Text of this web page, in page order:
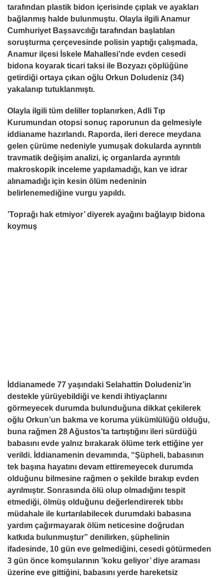
tarafından plastik bidon içerisinde çıplak ve ayakları
bağlanmış halde bulunmuştu. Olayla ilgili Anamur
Cumhuriyet Başsavcılığı tarafından başlatılan
soruşturma çerçevesinde polisin yaptığı çalışmada,
Anamur ilçesi İskele Mahallesi’nde evden cesedi
bidona koyarak ticari taksi ile Bozyazı çöplüğüne
getirdiği ortaya çıkan oğlu Orkun Doludeniz (34)
yakalanıp tutuklanmıştı.
Olayla ilgili tüm deliller toplanırken, Adli Tıp
Kurumundan otopsi sonuç raporunun da gelmesiyle
iddianame hazırlandı. Raporda, ileri derece meydana
gelen çürüme nedeniyle yumuşak dokularda ayrıntılı
travmatik değişim analizi, iç organlarda ayrıntılı
makroskopik inceleme yapılamadığı, kan ve idrar
alınamadığı için kesin ölüm nedeninin
belirlenemediğine vurgu yapıldı.
’Toprağı hak etmiyor’ diyerek ayağını bağlayıp bidona
koymuş
İddianamede 77 yaşındaki Selahattin Doludeniz’in
destekle yürüyebildiği ve kendi ihtiyaçlarını
görmeyecek durumda bulunduğuna dikkat çekilerek
oğlu Orkun’un bakma ve koruma yükümlülüğü olduğu,
buna rağmen 28 Ağustos’ta tartıştığını ileri sürdüğü
babasını evde yalnız bırakarak ölüme terk ettiğine yer
verildi. İddianamenin devamında, “Şüpheli, babasının
tek başına hayatını devam ettiremeyecek durumda
olduğunu bilmesine rağmen o şekilde bırakıp evden
ayrılmıştır. Sonrasında ölü olup olmadığını tespit
etmediği, ölmüş olduğunu değerlendirerek tıbbı
müdahale ile kurtarılabilecek durumdaki babasına
yardım çağırmayarak ölüm neticesine doğrudan
katkıda bulunmuştur” denilirken, şüphelinin
ifadesinde, 10 gün eve gelmediğini, cesedi götürmeden
3 gün önce komşularının ’koku geliyor’ diye araması
üzerine eve gittiğini, babasını yerde hareketsiz